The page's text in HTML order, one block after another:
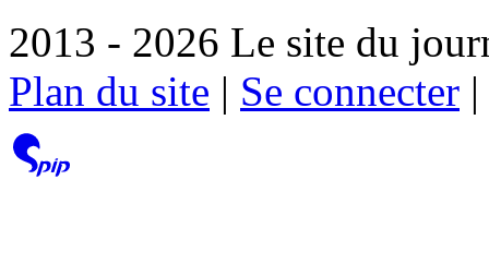
2013 - 2026 Le site du
Plan du site | Se connecter |